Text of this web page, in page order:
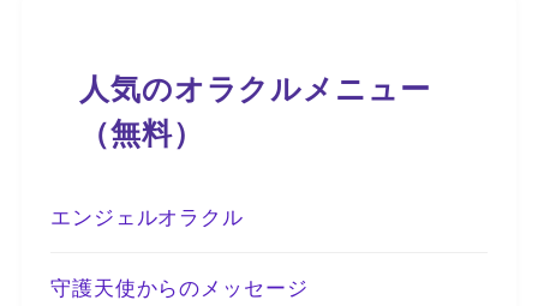
人気のオラクルメニュー
（無料）
エンジェルオラクル
守護天使からのメッセージ